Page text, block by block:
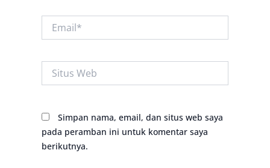
Situs
Web
Simpan nama, email, dan situs web saya
pada peramban ini untuk komentar saya
berikutnya.